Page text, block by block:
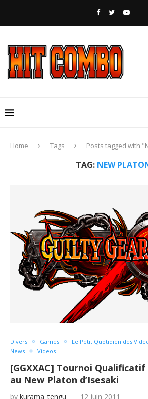
Home Tags Posts tagged with
TAG: NEW
Divers Games Le Petit Quotidien des
News
Videos
[GGXXAC] Tournoi
au New Platon d’Isesaki
by kurama_tengu 12 juin 2011